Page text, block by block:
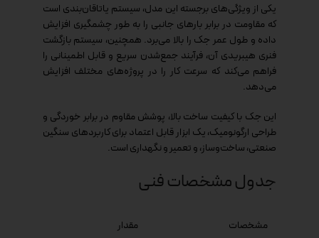
یکی از ویژگی‌های برجسته این مدل، سیستم یاتاقان‌بندی است
که مقاومت در برابر بارهای جانبی را به طور چشمگیری افزایش
داده و طول عمر جک را بالا می‌برد. همچنین، سیستم بازگشت
فنری هیبریدی آن، فرآیند جمع‌شدن سریع و قابل اطمینانی را
فراهم می‌کند که سرعت کار را در پروژه‌های مختلف افزایش
می‌دهد.
این جک با کیفیت ساخت بالا، پوشش مقاوم در برابر خوردگی و
طراحی ارگونومیک، یک ابزار قابل اعتماد برای کاربردهای سنگین
صنعتی، ساخت‌وساز، و تعمیر و نگهداری است.
جدول مشخصات فنی
مشخصات مقدار